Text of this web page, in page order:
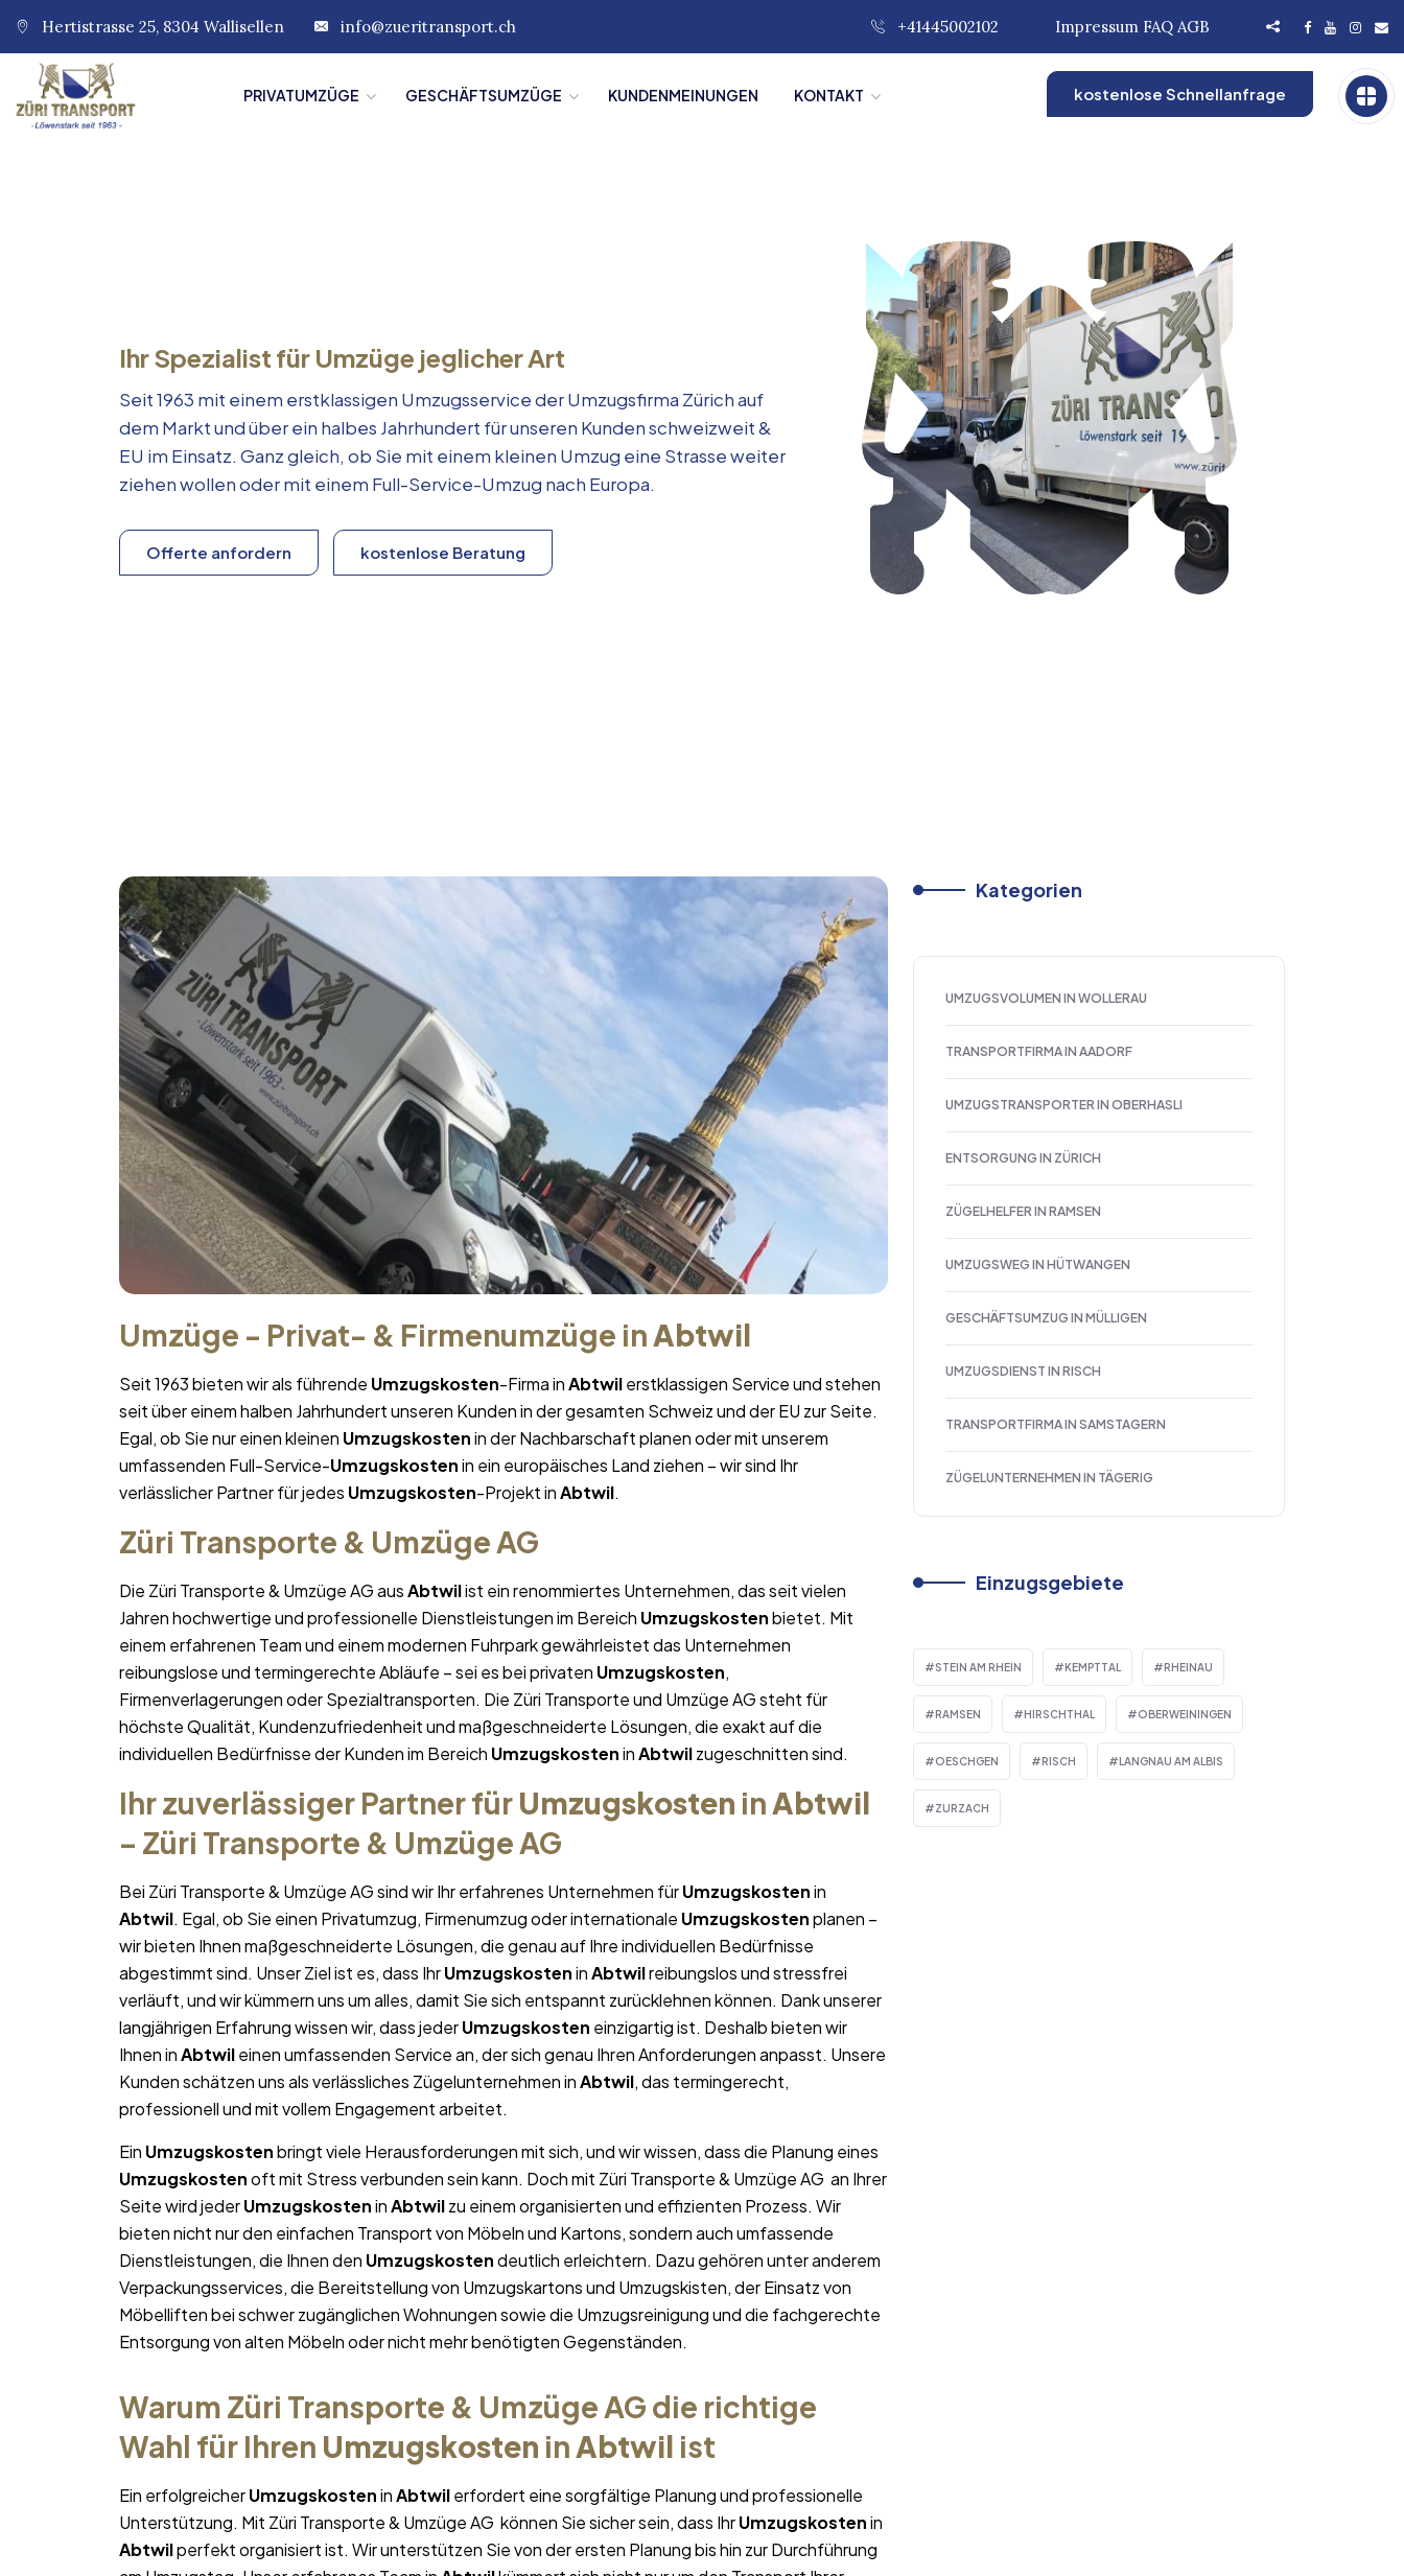
Hertistrasse 25, 8304 Wallisellen info@zueritransport.ch +41445002102 Impressum FAQ AGB
PRIVATUMZÜGE GESCHÄFTSUMZÜGE KUNDENMEINUNGEN KONTAKT kostenlose Schnellanfrage
Ihr Spezialist für Umzüge jeglicher Art
Seit 1963 mit einem erstklassigen Umzugsservice der Umzugsfirma Zürich auf
dem Markt und über ein halbes Jahrhundert für unseren Kunden schweizweit &
EU im Einsatz. Ganz gleich, ob Sie mit einem kleinen Umzug eine Strasse weiter
ziehen wollen oder mit einem Full-Service-Umzug nach Europa.
Offerte anfordern kostenlose Beratung
Umzüge - Privat- & Firmenumzüge inAbtwil
Seit 1963 bieten wir als führende Umzugskosten-Firma inAbtwilerstklassigen Service und stehen
seit über einem halben Jahrhundert unseren Kunden in der gesamten Schweiz und der EU zur Seite.
Egal, ob Sie nur einen kleinen Umzugskostenin der Nachbarschaft planen oder mit unserem
umfassenden Full-Service-Umzugskostenin ein europäisches Land ziehen – wir sind Ihr
verlässlicher Partner für jedes Umzugskosten-Projekt inAbtwil.
Züri Transporte & Umzüge AG
Die Züri Transporte & Umzüge AG ausAbtwilist ein renommiertes Unternehmen, das seit vielen
Jahren hochwertige und professionelle Dienstleistungen im Bereich Umzugskostenbietet. Mit
einem erfahrenen Team und einem modernen Fuhrpark gewährleistet das Unternehmen
reibungslose und termingerechte Abläufe – sei es bei privaten Umzugskosten,
Firmenverlagerungen oder Spezialtransporten. Die Züri Transporte und Umzüge AG steht für
höchste Qualität, Kundenzufriedenheit und maßgeschneiderte Lösungen, die exakt auf die
individuellen Bedürfnisse der Kunden im Bereich UmzugskosteninAbtwilzugeschnitten sind.
Ihr zuverlässiger Partner für Umzugskosten inAbtwil
– Züri Transporte & Umzüge AG
Bei Züri Transporte & Umzüge AG sind wir Ihr erfahrenes Unternehmen fürUmzugskostenin
Abtwil. Egal, ob Sie einen Privatumzug, Firmenumzug oder internationale Umzugskostenplanen –
wir bieten Ihnen maßgeschneiderte Lösungen, die genau auf Ihre individuellen Bedürfnisse
abgestimmt sind. Unser Ziel ist es, dass IhrUmzugskosteninAbtwilreibungslos und stressfrei
verläuft, und wir kümmern uns um alles, damit Sie sich entspannt zurücklehnen können. Dank unserer
langjährigen Erfahrung wissen wir, dass jederUmzugskosten einzigartig ist. Deshalb bieten wir
Ihnen inAbtwileinen umfassenden Service an, der sich genau Ihren Anforderungen anpasst. Unsere
Kunden schätzen uns als verlässliches Zügelunternehmen inAbtwil, das termingerecht,
professionell und mit vollem Engagement arbeitet.
Ein Umzugskostenbringt viele Herausforderungen mit sich, und wir wissen, dass die Planung eines
Umzugskostenoft mit Stress verbunden sein kann. Doch mit Züri Transporte & Umzüge AG an Ihrer
Seite wird jederUmzugskosteninAbtwilzu einem organisierten und effizienten Prozess. Wir
bieten nicht nur den einfachen Transport von Möbeln und Kartons, sondern auch umfassende
Dienstleistungen, die Ihnen den Umzugskostendeutlich erleichtern. Dazu gehören unter anderem
Verpackungsservices, die Bereitstellung von Umzugskartons und Umzugskisten, der Einsatz von
Möbelliften bei schwer zugänglichen Wohnungen sowie die Umzugsreinigung und die fachgerechte
Entsorgung von alten Möbeln oder nicht mehr benötigten Gegenständen.
Warum Züri Transporte & Umzüge AG die richtige
Wahl für Ihren Umzugskosten inAbtwil ist
Ein erfolgreicherUmzugskosteninAbtwilerfordert eine sorgfältige Planung und professionelle
Unterstützung. Mit Züri Transporte & Umzüge AG können Sie sicher sein, dass IhrUmzugskostenin
Abtwilperfekt organisiert ist. Wir unterstützen Sie von der ersten Planung bis hin zur Durchführung
Kategorien
UMZUGSVOLUMEN IN WOLLERAU
TRANSPORTFIRMA IN AADORF
UMZUGSTRANSPORTER IN OBERHASLI
ENTSORGUNG IN ZÜRICH
ZÜGELHELFER IN RAMSEN
UMZUGSWEG IN HÜTWANGEN
GESCHÄFTSUMZUG IN MÜLLIGEN
UMZUGSDIENST IN RISCH
TRANSPORTFIRMA IN SAMSTAGERN
ZÜGELUNTERNEHMEN IN TÄGERIG
Einzugsgebiete
STEIN AM RHEIN KEMPTTAL RHEINAU
RAMSEN HIRSCHTHAL OBERWEININGEN
OESCHGEN RISCH LANGNAU AM ALBIS
ZURZACH